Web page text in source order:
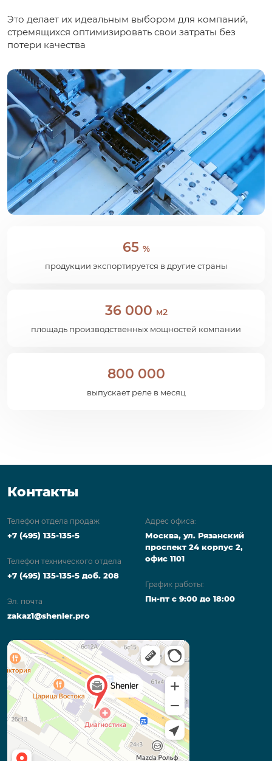
Это делает их идеальным выбором для компаний,
стремящихся оптимизировать свои затраты без
потери качества
65 %
продукции экспортируется в другие страны
36 000 м2
площадь производственных мощностей компании
800 000
выпускает реле в месяц
Контакты
Телефон отдела продаж
+7 (495) 135-135-5
Телефон технического отдела
+7 (495) 135-135-5 доб. 208
Эл. почта
zakaz1@shenler.pro
Адрес офиса:
Москва, ул. Рязанский
проспект 24 корпус 2,
офис 1101
График работы:
Пн-пт с 9:00 до 18:00